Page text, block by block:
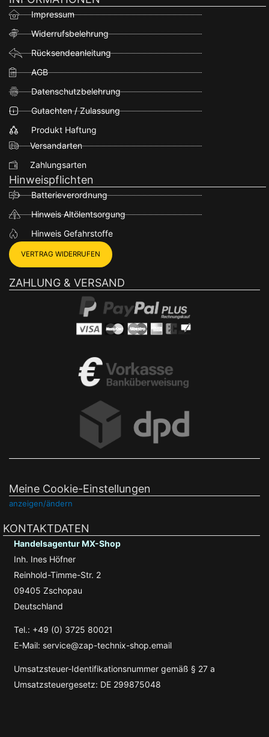
Impressum
Widerrufsbelehrung
Rücksendeanleitung
AGB
Datenschutzbelehrung
Gutachten / Zulassung
Produkt Haftung
Versandarten
Zahlungsarten
Hinweispflichten
Batterieverordnung
Hinweis Altölentsorgung
Hinweis Gefahrstoffe
VERTRAG WIDERRUFEN
ZAHLUNG & VERSAND
Meine Cookie-Einstellungen
anzeigen/ändern
KONTAKTDATEN
Handelsagentur MX-Shop
Inh. Ines Höfner
Reinhold-Timme-Str. 2
09405 Zschopau
Deutschland
Tel.: +49 (0) 3725 80021
E-Mail: service@zap-technix-shop.email
Umsatzsteuer-Identifikationsnummer gemäß § 27 a
Umsatzsteuergesetz: DE 299875048